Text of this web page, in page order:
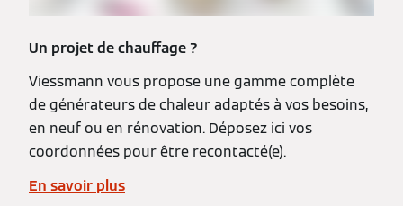
Un projet de chauffage ?
Viessmann vous propose une gamme complète
de générateurs de chaleur adaptés à vos besoins,
en neuf ou en rénovation. Déposez ici vos
coordonnées pour être recontacté(e).
En savoir plus